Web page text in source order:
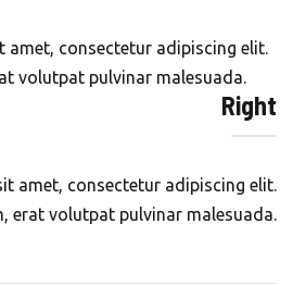
amet, consectetur adipiscing elit.
volutpat pulvinar malesuada.
Right
amet, consectetur adipiscing elit.
erat volutpat pulvinar malesuada.